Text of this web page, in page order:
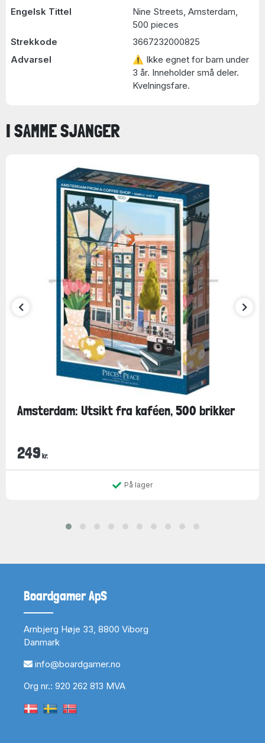
Engelsk Tittel
Nine Streets, Amsterdam,
500 pieces
Strekkode
3667232000825
Advarsel
⚠ Ikke egnet for barn under
3 år. Inneholder små deler.
Kvelningsfare.
I SAMME SJANGER
Amsterdam: Utsikt fra kaféen, 500 brikker
249 kr.
På lager
Boardgamer ApS
Arnbjerg Høje 33, 8800 Viborg
Danmark
info@boardgamer.no
Org nr.: 920 262 813 MVA